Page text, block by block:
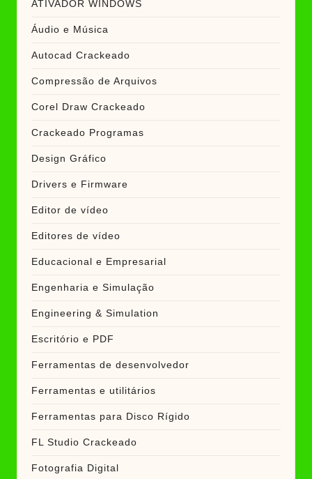
ATIVADOR WINDOWS
Áudio e Música
Autocad Crackeado
Compressão de Arquivos
Corel Draw Crackeado
Crackeado Programas
Design Gráfico
Drivers e Firmware
Editor de vídeo
Editores de vídeo
Educacional e Empresarial
Engenharia e Simulação
Engineering & Simulation
Escritório e PDF
Ferramentas de desenvolvedor
Ferramentas e utilitários
Ferramentas para Disco Rígido
FL Studio Crackeado
Fotografia Digital